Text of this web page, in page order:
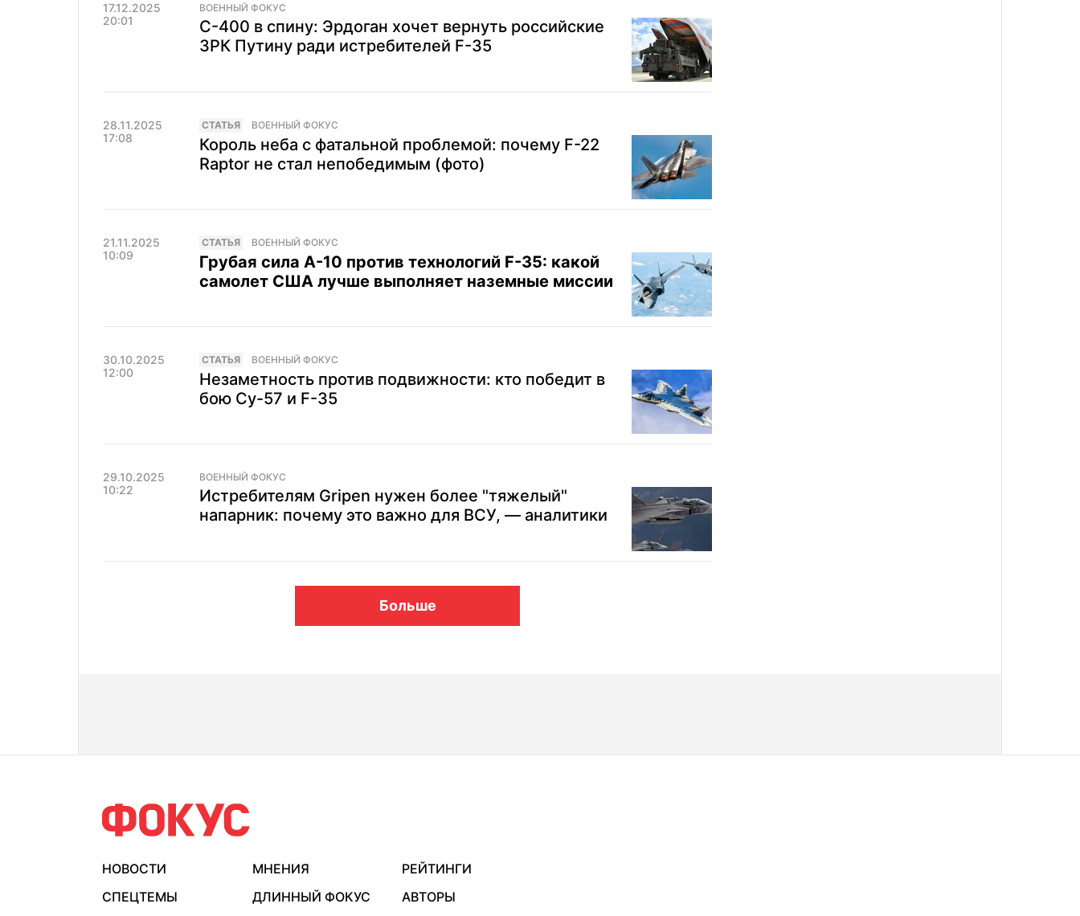
17.12.2025
20:01
ВОЕННЫЙ ФОКУС
С-400 в спину: Эрдоган хочет вернуть российские
ЗРК Путину ради истребителей F-35
28.11.2025
17:08
CТАТЬЯ ВОЕННЫЙ ФОКУС
Король неба с фатальной проблемой: почему F-22
Raptor не стал непобедимым (фото)
21.11.2025
10:09
CТАТЬЯ ВОЕННЫЙ ФОКУС
Грубая сила A-10 против технологий F-35: какой
самолет США лучше выполняет наземные миссии
30.10.2025
12:00
CТАТЬЯ ВОЕННЫЙ ФОКУС
Незаметность против подвижности: кто победит в
бою Су-57 и F-35
29.10.2025
10:22
ВОЕННЫЙ ФОКУС
Истребителям Gripen нужен более "тяжелый"
напарник: почему это важно для ВСУ, — аналитики
Больше
НОВОСТИ МНЕНИЯ
РЕЙТИНГИ
СПЕЦТЕМЫ
ДЛИННЫЙ ФОКУС
АВТОРЫ